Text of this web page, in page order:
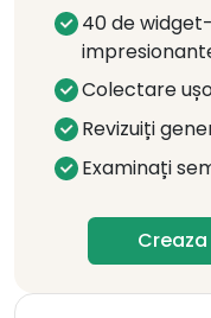
40 de
Colectare
Revizuiți
Examinați